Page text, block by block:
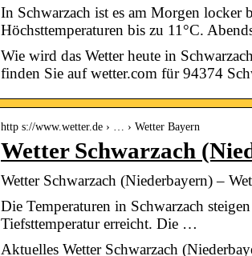
In Schwarzach ist es am Morgen locker
Höchsttemperaturen bis zu 11°C.
Wie wird das Wetter heute in
finden Sie auf wetter.com für 94374
http s://www.wetter.de › … › Wetter Bayern
Wetter Schwarzach
Wetter Schwarzach (Niederbayern) –
Die Temperaturen in Schwarzach
Tiefsttemperatur erreicht. Die …
Aktuelles Wetter Schwarzach